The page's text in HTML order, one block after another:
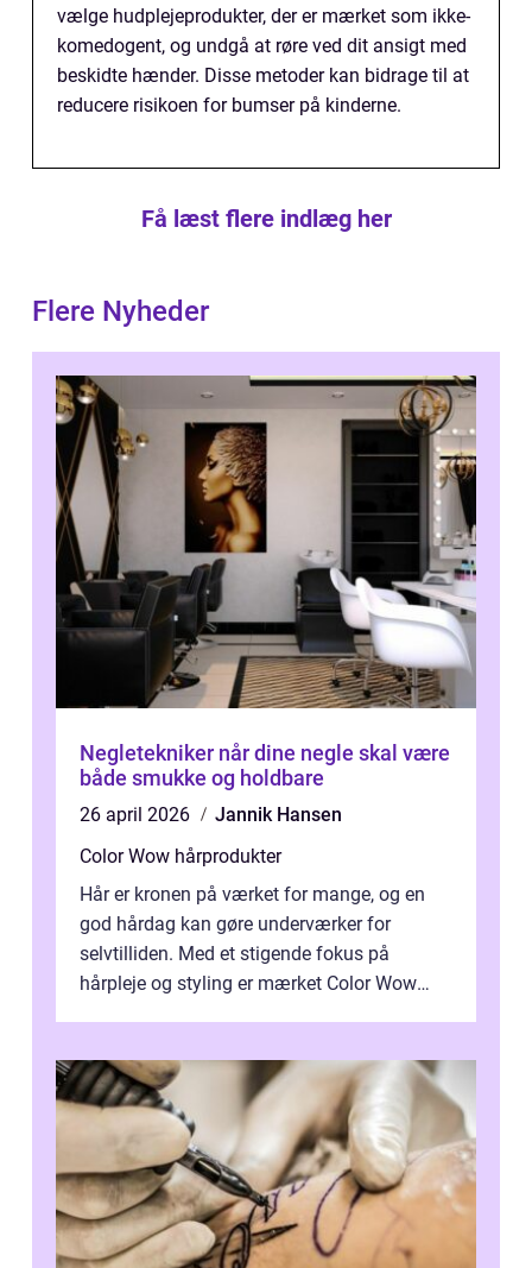
vælge hudplejeprodukter, der er mærket som ikke-
komedogent, og undgå at røre ved dit ansigt med
beskidte hænder. Disse metoder kan bidrage til at
reducere risikoen for bumser på kinderne.
Få læst flere indlæg her
Flere Nyheder
Negletekniker når dine negle skal være
både smukke og holdbare
26 april 2026
Jannik Hansen
Color Wow hårprodukter
Hår er kronen på værket for mange, og en
god hårdag kan gøre underværker for
selvtilliden. Med et stigende fokus på
hårpleje og styling er mærket Color Wow